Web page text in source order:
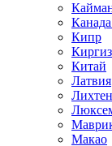
Кипр
Китай
Латвия
Макао